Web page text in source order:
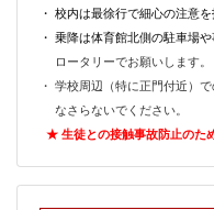
・ 校内は最徐行で細心の注意を
・ 乗降は体育館北側の駐車場
ロータリーでお願いします。
・ 学校周辺（特に正門付近）
なさらないでください。
★ 生徒との接触事故防止のた